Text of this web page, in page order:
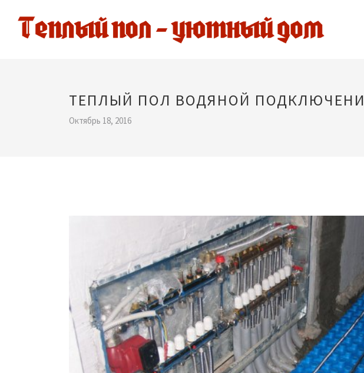
ТЕПЛЫЙ ПОЛ ВОДЯНОЙ
Октябрь 18, 2016